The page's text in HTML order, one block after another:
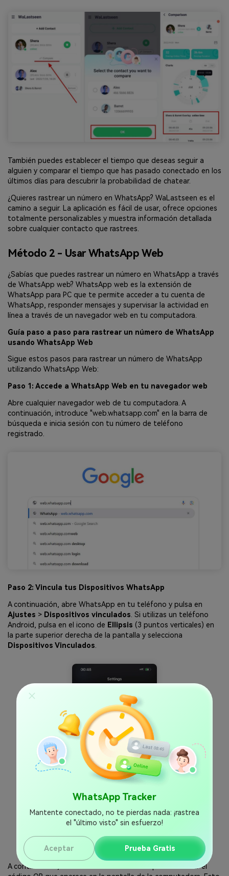
WhatsApp Tracker
Mantente conectado, no te pierdas nada: ¡rastrea
el "último visto" sin esfuerzo!
Aceptar Prueba Gratis
También puedes establecer el tiempo que deseas seguir a
alguien y comparar el tiempo que has pasado conectado en los
últimos días para descubrir la probabilidad de chatear.
¿Quieres rastrear un número en WhatsApp? WaLastseen es el
camino a seguir. La aplicación es fácil de usar, ofrece opciones
totalmente personalizables y muestra información detallada
sobre cualquier contacto que rastrees.
Método 2 - Usar WhatsApp Web
¿Sabías que puedes rastrear un número en WhatsApp a través
de WhatsApp web? WhatsApp web es la extensión de
WhatsApp para PC que te permite acceder a tu cuenta de
WhatsApp, responder mensajes y supervisar la actividad en
línea a través de un navegador web en tu computadora.
Guía paso a paso para rastrear un número de WhatsApp
usando WhatsApp Web
Sigue estos pasos para rastrear un número de WhatsApp
utilizando WhatsApp Web:
Paso 1: Accede a WhatsApp Web en tu navegador web
Abre cualquier navegador web de tu computadora. A
continuación, introduce "web.whatsapp.com" en la barra de
búsqueda e inicia sesión con tu número de teléfono
registrado.
Paso 2: Vincula tus Dispositivos WhatsApp
A continuación, abre WhatsApp en tu teléfono y pulsa en
Ajustes > Dispositivos vinculados . Si utilizas un teléfono
Android, pulsa en el icono de Ellipsis (3 puntos verticales) en
la parte superior derecha de la pantalla y selecciona
Dispositivos Vinculados
A continuación, usa la cámara del teléfono para escanear el